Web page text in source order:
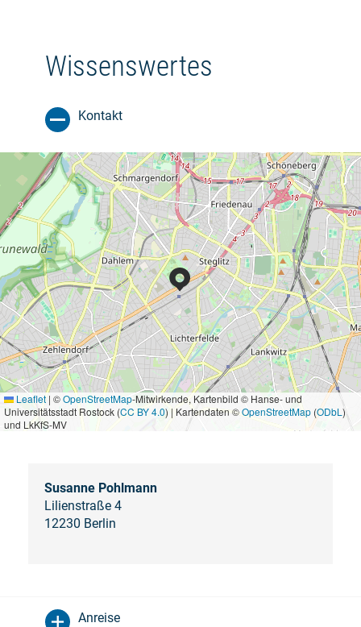
Wissenswertes
Kontakt
Leaflet | ©OpenStreetMap-Mitwirkende, Kartenbild © Hanse- und
Universitätsstadt Rostock (CC BY 4.0) | Kartendaten ©OpenStreetMap (ODbL )
und LkKfS-MV
Susanne Pohlmann
Lilienstraße 4
12230 Berlin
Anreise